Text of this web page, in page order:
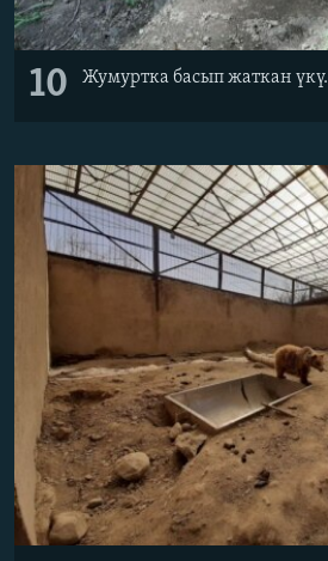
10 Жумуртка басып жаткан үкү.